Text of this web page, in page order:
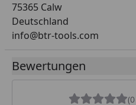
75365 Calw
Deutschland
info@btr-tools.com
Bewertungen